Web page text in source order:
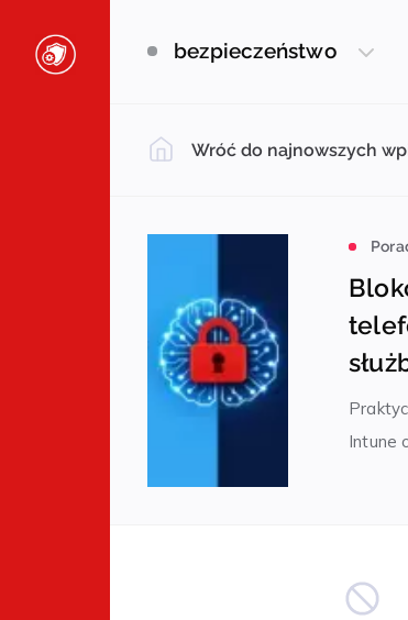
Post Filter
bezpieczeństwo
Wróć do najnowszych
Intune